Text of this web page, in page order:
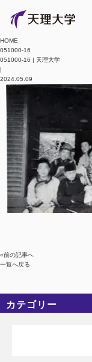
HOME
051000-16
051000-16 | 天理大学
|
2024.05.09
«前の記事へ
一覧へ戻る
カテゴリー